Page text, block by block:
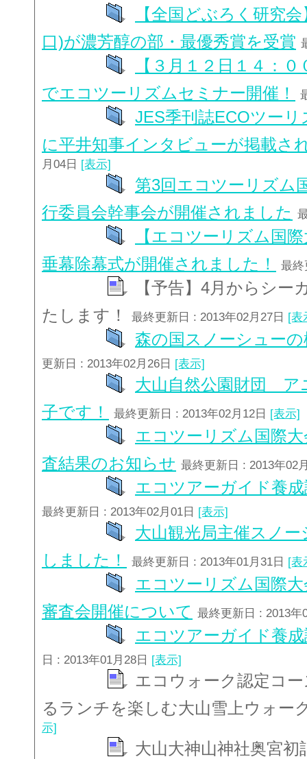
【全国どぶろく研究
口)が濃芳醇の部・最優秀賞を受賞
【３月１２日１４：
でエコツーリズムセミナー開催！
JES季刊誌ECOツー
に平井知事インタビューが掲載さ
月04日 [表示]
第3回エコツーリズム
行委員会幹事会が開催されました
【エコツーリズム国
垂幕除幕式が開催されました！
最
【予告】4月からシ
たします！
最終更新日 : 2013年02月27日 [表
森の国スノーシュー
更新日 : 2013年02月26日 [表示]
大山自然公園財団 ア
子です！
最終更新日 : 2013年02月12日 [表示]
エコツーリズム国際
査結果のお知らせ 最終更新日 : 2013年02
エコツアーガイド養
最終更新日 : 2013年02月01日 [表示]
大山観光局主催スノ
しました！
最終更新日 : 2013年01月31日 [表
エコツーリズム国際
審査会開催について 最終更新日 : 2013
エコツアーガイド養
日 : 2013年01月28日 [表示]
エコウォーク認定コ
るランチを楽しむ大山雪上ウォー
示]
大山大神山神社奥宮